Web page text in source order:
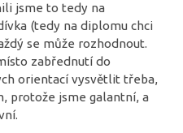
jsme to tedy na
(tedy na diplomu chci
se může rozhodnout.
zabřednutí do
orientací vysvětlit třeba,
protože jsme galantní, a